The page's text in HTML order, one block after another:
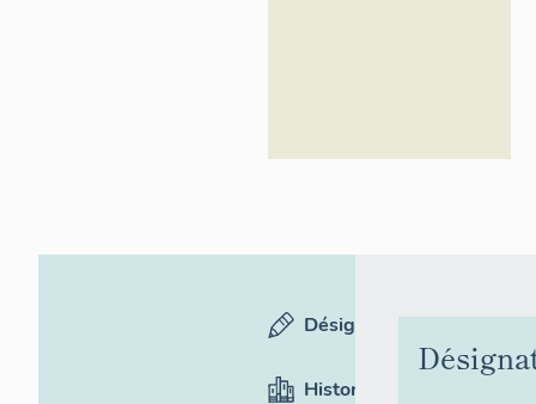
Désignation
Historique